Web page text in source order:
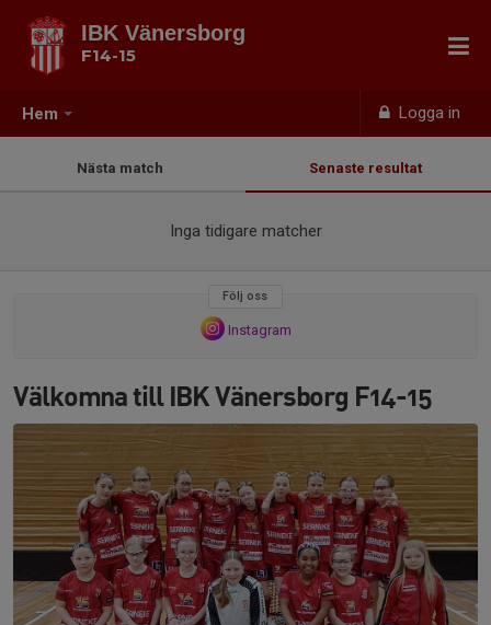
Hem Logga in
IBK Vänersborg
F14-15
Nästa match Senaste resultat
Inga tidigare matcher
Följ oss
Instagram
Välkomna till IBK Vänersborg F14-15